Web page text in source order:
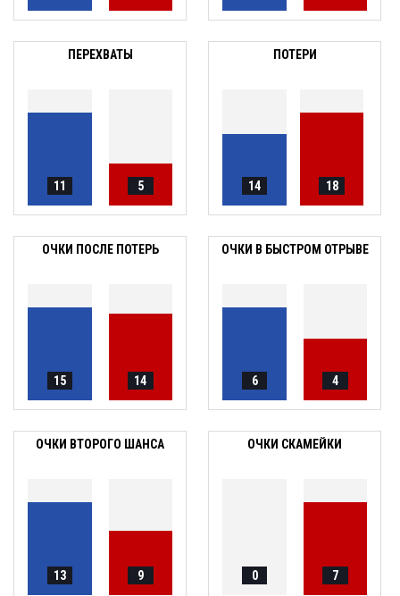
ПЕРЕХВАТЫ
11 5
ПОТЕРИ
14 18
ОЧКИ ПОСЛЕ ПОТЕРЬ
15 14
ОЧКИ В БЫСТРОМ ОТРЫВЕ
6 4
ОЧКИ ВТОРОГО ШАНСА
13 9
ОЧКИ СКАМЕЙКИ
0 7